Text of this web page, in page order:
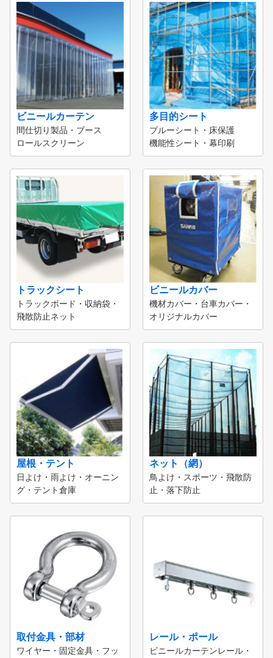
ビニールカーテン
間仕切り製品・ブース
ロールスクリーン
多目的シート
ブルーシート・床保護
機能性シート・幕印刷
トラックシート
トラックボード・収納袋・
飛散防止ネット
ビニールカバー
機材カバー・台車カバー・
オリジナルカバー
屋根・テント
日よけ・雨よけ・オーニン
グ・テント倉庫
ネット（網）
鳥よけ・スポーツ・飛散防
止・落下防止
取付金具・部材
ワイヤー・固定金具・フッ
レール・ポール
ビニールカーテンレール・